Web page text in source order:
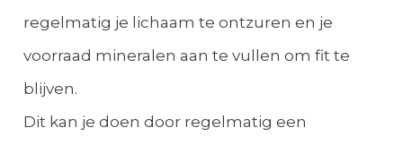
regelmatig je lichaam te ontzuren en je
voorraad mineralen aan te vullen om fit te
blijven.
Dit kan je doen door regelmatig een